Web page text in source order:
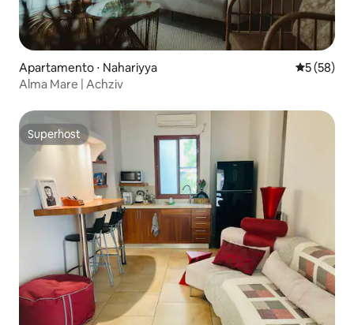
Apartamento ⋅ Nahariyya 5 de uma
5 (58)
Alma Mare | Achziv
Superhost
Superhost